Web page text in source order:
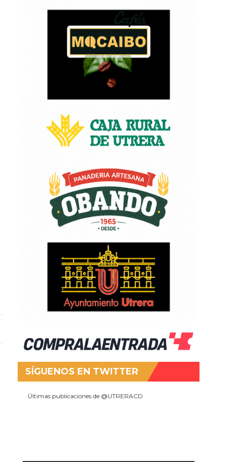
SÍGUENOS EN TWITTER
Últimas publicaciones de @UTRERACD